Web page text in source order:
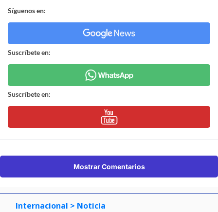
Síguenos en:
Suscríbete en:
Suscríbete en:
Mostrar Comentarios
Internacional > Noticia